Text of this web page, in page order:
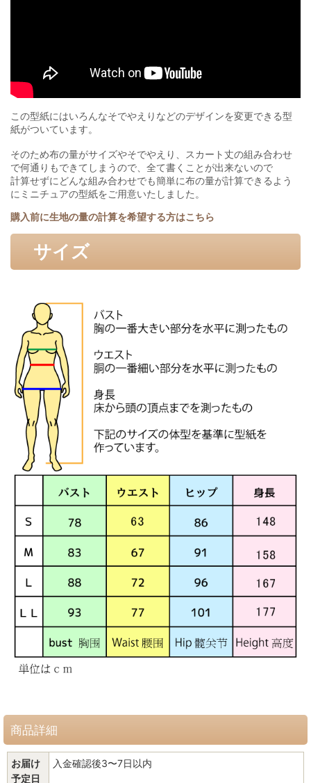
この型紙にはいろんなそでやえりなどのデザインを変更できる型
紙がついています。
そのため布の量がサイズやそでやえり、スカート丈の組み合わせ
で何通りもできてしまうので、全て書くことが出来ないので
計算せずにどんな組み合わせでも簡単に布の量が計算できるよう
にミニチュアの型紙をご用意いたしました。
購入前に生地の量の計算を希望する方はこちら
サイズ
商品詳細
お届け
予定日
入金確認後3〜7日以内